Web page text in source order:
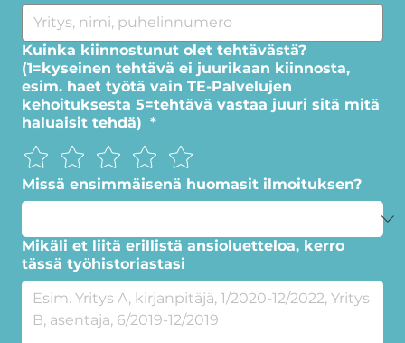
Kuinka kiinnostunut olet tehtävästä?
(1=kyseinen tehtävä ei juurikaan kiinnosta,
esim. haet työtä vain TE-Palvelujen
kehoituksesta 5=tehtävä vastaa juuri sitä mitä
haluaisit tehdä) *
Missä ensimmäisenä huomasit ilmoituksen?
Mikäli et liitä erillistä ansioluetteloa, kerro
tässä työhistoriastasi